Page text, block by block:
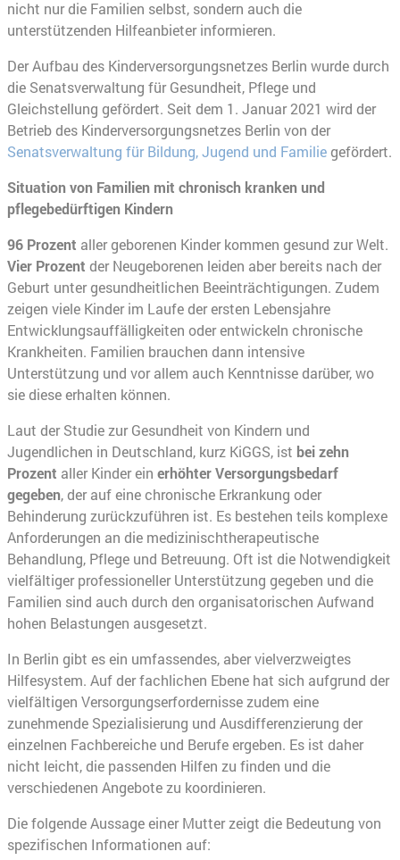
nicht nur die Familien selbst, sondern auch die
unterstützenden Hilfeanbieter informieren.
Der Aufbau des Kinderversorgungsnetzes Berlin wurde durch
die Senatsverwaltung für Gesundheit, Pflege und
Gleichstellung gefördert. Seit dem 1. Januar 2021 wird der
Betrieb des Kinderversorgungsnetzes Berlin von der
Senatsverwaltung für Bildung, Jugend und Familiegefördert.
Situation von Familien mit chronisch kranken und
pflegebedürftigen Kindern
96 Prozent aller geborenen Kinder kommen gesund zur Welt.
Vier Prozent der Neugeborenen leiden aber bereits nach der
Geburt unter gesundheitlichen Beeinträchtigungen. Zudem
zeigen viele Kinder im Laufe der ersten Lebensjahre
Entwicklungsauffälligkeiten oder entwickeln chronische
Krankheiten. Familien brauchen dann intensive
Unterstützung und vor allem auch Kenntnisse darüber, wo
sie diese erhalten können.
Laut der Studie zur Gesundheit von Kindern und
Jugendlichen in Deutschland, kurz KiGGS, ist bei zehn
Prozent aller Kinder ein erhöhter Versorgungsbedarf
gegeben, der auf eine chronische Erkrankung oder
Behinderung zurückzuführen ist. Es bestehen teils komplexe
Anforderungen an die medizinischtherapeutische
Behandlung, Pflege und Betreuung. Oft ist die Notwendigkeit
vielfältiger professioneller Unterstützung gegeben und die
Familien sind auch durch den organisatorischen Aufwand
hohen Belastungen ausgesetzt.
In Berlin gibt es ein umfassendes, aber vielverzweigtes
Hilfesystem. Auf der fachlichen Ebene hat sich aufgrund der
vielfältigen Versorgungserfordernisse zudem eine
zunehmende Spezialisierung und Ausdifferenzierung der
einzelnen Fachbereiche und Berufe ergeben. Es ist daher
nicht leicht, die passenden Hilfen zu finden und die
verschiedenen Angebote zu koordinieren.
Die folgende Aussage einer Mutter zeigt die Bedeutung von
spezifischen Informationen auf: